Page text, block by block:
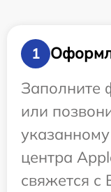
1
Заполните
или
центра
свяжется с